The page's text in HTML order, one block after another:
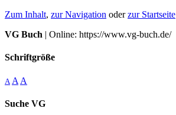
Zum Inhalt, zur Navigation oderzur Startseite
VG Buch | Online: https://www.vg-buch.de/
Schriftgröße
A A A
Suche VG